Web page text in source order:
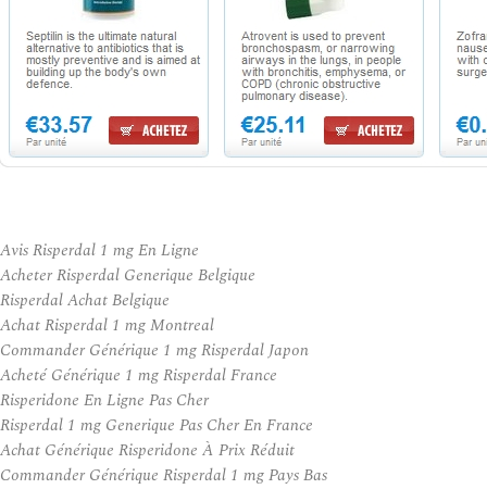
Avis Risperdal 1 mg En Ligne
Acheter Risperdal Generique Belgique
Risperdal Achat Belgique
Achat Risperdal 1 mg Montreal
Commander Générique 1 mg Risperdal Japon
Acheté Générique 1 mg Risperdal France
Risperidone En Ligne Pas Cher
Risperdal 1 mg Generique Pas Cher En France
Achat Générique Risperidone À Prix Réduit
Commander Générique Risperdal 1 mg Pays Bas